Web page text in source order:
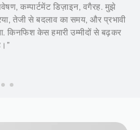
कम्पार्टमेंट डिज़ाइन, वगैरह. मुझे
तेजी से बदलाव का समय, और प्रभावी
किनफिश केस हमारी उम्मीदों से बढ़कर